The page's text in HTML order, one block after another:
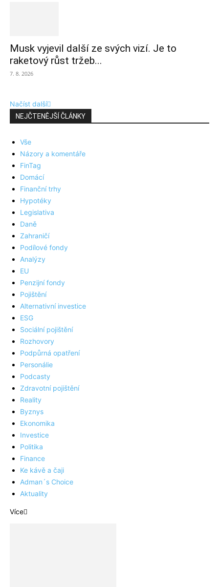
Musk vyjevil další ze svých vizí. Je to
raketový růst tržeb...
7. 8. 2026
Načíst další
NEJČTENĚJŠÍ ČLÁNKY
Vše
Názory a komentáře
FinTag
Domácí
Finanční trhy
Hypotéky
Legislativa
Daně
Zahraničí
Podílové fondy
Analýzy
EU
Penzijní fondy
Pojištění
Alternativní investice
ESG
Sociální pojištění
Rozhovory
Podpůrná opatření
Personálie
Podcasty
Zdravotní pojištění
Reality
Byznys
Ekonomika
Investice
Politika
Finance
Ke kávě a čaji
Adman´s Choice
Aktuality
Více